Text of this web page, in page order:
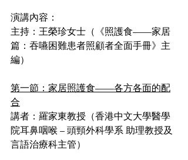
演講內容：
主持：王榮珍女士（《照護食——家居
篇：吞嚥困難患者照顧者全面手冊》主
編）
第一節：家居照護食——各方各面的配
合
講者：羅家東教授（香港中文大學醫學
院耳鼻咽喉 – 頭頸外科學系 助理教授及
言語治療科主管）